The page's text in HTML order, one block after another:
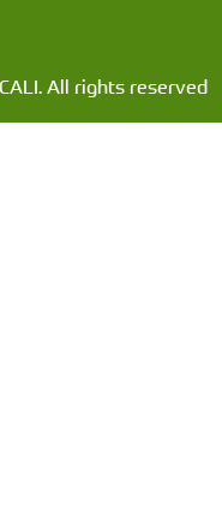
All rights reserved